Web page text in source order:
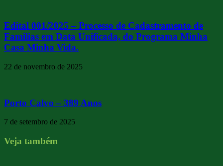
Edital 001/2025 – Processo de Cadastramento de
Familias em Data Unificada, do Programa Minha
Casa Minha Vida.
22 de novembro de 2025
Porto Calvo – 389 Anos
7 de setembro de 2025
Veja também